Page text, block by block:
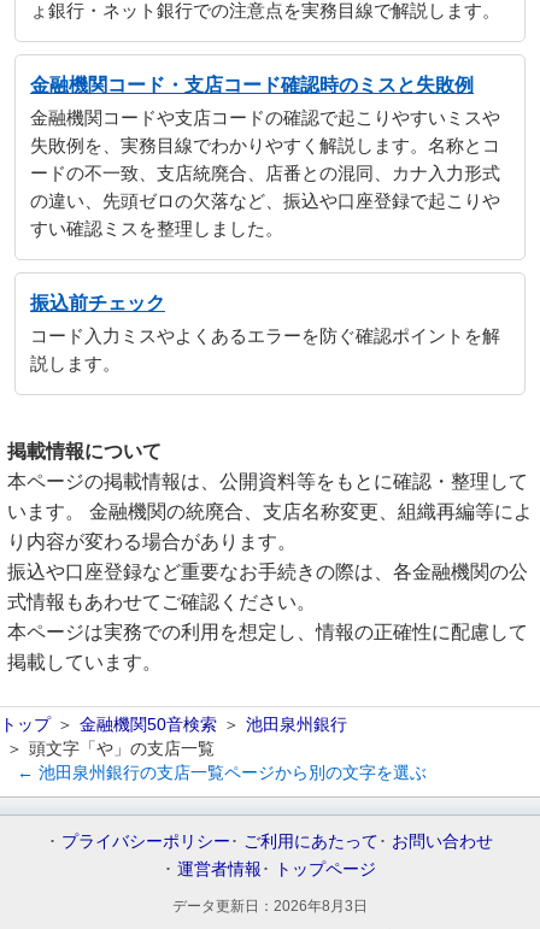
ょ銀行・ネット銀行での注意点を実務目線で解説します。
金融機関コード・支店コード確認時のミスと失敗例
金融機関コードや支店コードの確認で起こりやすいミスや
失敗例を、実務目線でわかりやすく解説します。名称とコ
ードの不一致、支店統廃合、店番との混同、カナ入力形式
の違い、先頭ゼロの欠落など、振込や口座登録で起こりや
すい確認ミスを整理しました。
振込前チェック
コード入力ミスやよくあるエラーを防ぐ確認ポイントを解
説します。
掲載情報について
本ページの掲載情報は、公開資料等をもとに確認・整理して
います。 金融機関の統廃合、支店名称変更、組織再編等によ
り内容が変わる場合があります。
振込や口座登録など重要なお手続きの際は、各金融機関の公
式情報もあわせてご確認ください。
本ページは実務での利用を想定し、情報の正確性に配慮して
掲載しています。
トップ 金融機関50音検索
池田泉州銀行
頭文字「や」の支店一覧
← 池田泉州銀行の支店一覧ページから別の文字を選ぶ
プライバシーポリシー ご利用にあたって
お問い合わせ
運営者情報
トップページ
データ更新日： 2026年8月3日